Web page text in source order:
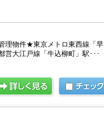
理物件★東京メトロ東西線「早
営大江戸線「牛込柳町」駅･･･